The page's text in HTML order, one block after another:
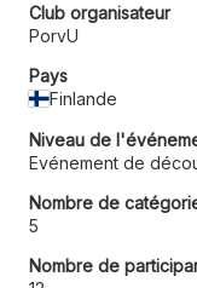
Club organisateur
PorvU
Pays
Finlande
Niveau de
Evénement de
Nombre de
5
Nombre de